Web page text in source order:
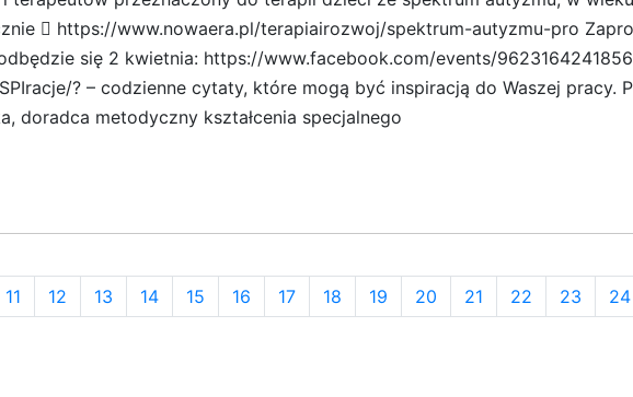
 https://www.nowaera.pl/terapiairozwoj/spektrum-autyzmu-pro
się 2 kwietnia: https://www.facebook.com/events/
? – codzienne cytaty, które mogą być inspiracją do Waszej pracy.
doradca metodyczny kształcenia specjalnego
11 12 13 14 15 16 17 18 19 20 21 22 23 24